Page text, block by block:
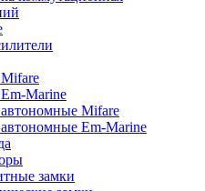
Marine
Mifare
Em-Marine
замки